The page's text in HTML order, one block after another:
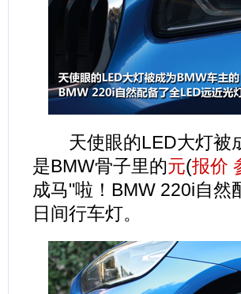
天使眼的LED大灯被
是BMW骨子里的元(报价
成马"啦！BMW 220i自然
日间行车灯。